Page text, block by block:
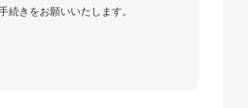
続きをお願いいたします。